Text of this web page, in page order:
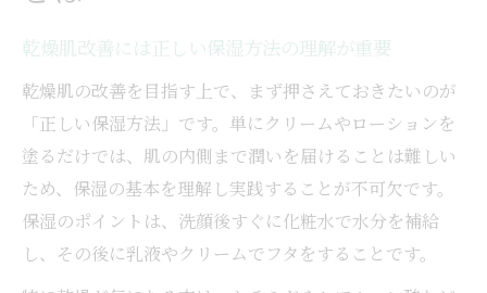
乾燥肌改善には正しい保湿方法の理解が重要
乾燥肌の改善を目指す上で、まず押さえておきたいのが
「正しい保湿方法」です。単にクリームやローションを
塗るだけでは、肌の内側まで潤いを届けることは難しい
ため、保湿の基本を理解し実践することが不可欠です。
保湿のポイントは、洗顔後すぐに化粧水で水分を補給
し、その後に乳液やクリームでフタをすることです。